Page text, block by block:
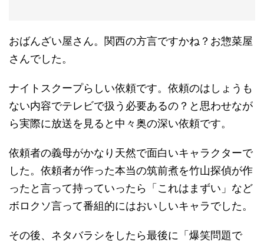
おばんざい屋さん。関西の方言ですかね？お惣菜屋
さんでした。
ナイトスクープらしい依頼です。依頼のはしょうも
ない内容でテレビで扱う必要あるの？と思わせなが
ら実際に放送を見ると中々奥の深い依頼です。
依頼者の義母がかなり天然で面白いキャラクターで
した。依頼者が作った本当の筑前煮を竹山探偵が作
ったと言って持っていったら「これはまずい」など
ボロクソ言って番組的にはおいしいキャラでした。
その後、ネタバラシをしたら最後に「爆笑問題で